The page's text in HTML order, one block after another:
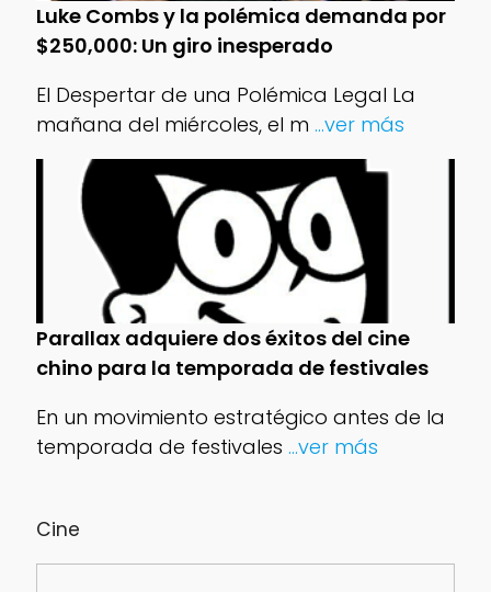
Cine
Luke Combs y la polémica demanda por
$250,000: Un giro inesperado
El Despertar de una Polémica Legal La
mañana del miércoles, el m ...ver más
Parallax adquiere dos éxitos del cine
chino para la temporada de festivales
En un movimiento estratégico antes de la
temporada de festivales ...ver más